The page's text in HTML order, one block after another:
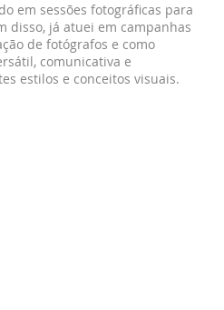
em sessões fotográficas para
disso, já atuei em campanhas
de fotógrafos e como
comunicativa e
estilos e conceitos visuais.